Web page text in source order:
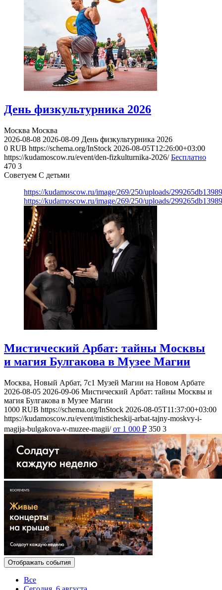
День физкультурника 2026
Москва Москва
2026-08-08 2026-08-09 День физкультурника 2026
0 RUB https://schema.org/InStock 2026-08-05T12:26:00+03:00
https://kudamoscow.ru/event/den-fizkulturnika-2026/ Бесплатно
470 3
Советуем С детьми
https://kudamoscow.ru/image/269/250/uploads/
https://kudamoscow.ru/image/269/250/uploads/
Мистический Арбат: тайны Москвы
и магия Булгакова в Музее Магии
Москва, Новый Арбат, 7с1 Музей Магии на Новом Арбате
2026-08-05 2026-09-06 Мистический Арбат: тайны Москвы и
магия Булгакова в Музее Магии
1000 RUB https://schema.org/InStock 2026-08-05T11:37:00+03:00
https://kudamoscow.ru/event/misticheskij-arbat-tajny-moskvy-i-
magija-bulgakova-v-muzee-magii/ от 1 000 ₽ 350 3
Отображать события
Все